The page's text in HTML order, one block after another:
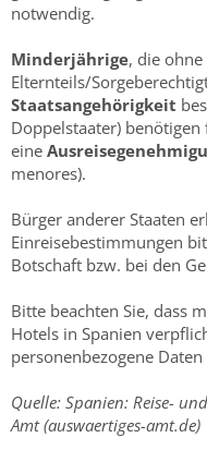
notwendig.
Minderjährige, die
Elternteils/
Staatsangehörigkeit
Doppelstaater) benötigen
eine
menores).
Bürger anderer Staaten
Einreisebestimmungen
Botschaft bzw. bei den
Bitte beachten Sie, dass
Hotels in Spanien
personenbezogene
Quelle: Spanien: Reise-
Amt (auswaertiges-amt.de)